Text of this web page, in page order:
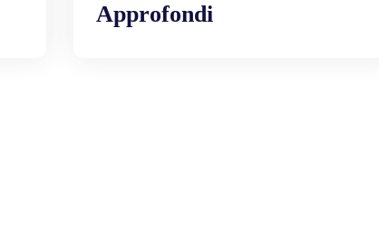
Approfondi